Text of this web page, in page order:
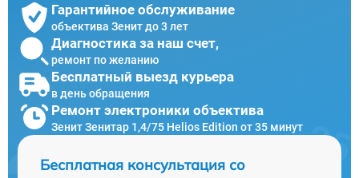
Гарантийное обслуживание
объектива Зенит до 3 лет
Диагностика за наш счет,
ремонт по желанию
Бесплатный выезд курьера
в день обращения
Ремонт электроники объектива
Зенит Зенитар 1,4/75 Helios Edition от 35 минут
Бесплатная консультация со